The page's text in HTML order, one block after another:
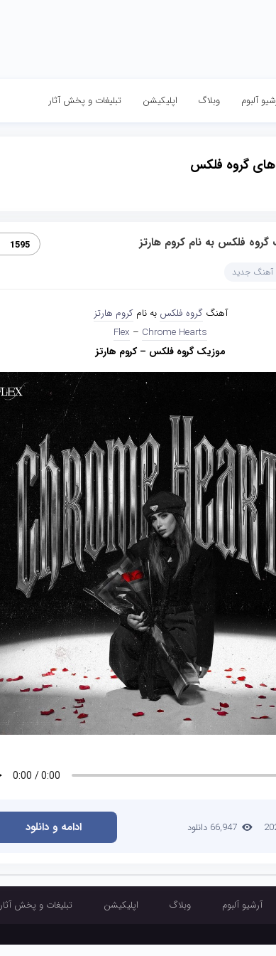
آلبوم وبلاگ اپلیکیشن تبلیغات و پخش آثار
های گروه فلکس
گروه فلکس به نام کروم هارتز 1595
آهنگ جدید
آهنگگروه فلکس به نامکروم هارتز
Flex – Chrome Hearts
موزیک گروه فلکس – کروم هارتز
66,947 دانلود ادامه و دانلود
آرشیو آلبوم وبلاگ اپلیکیشن تبلیغات و پخش آثار